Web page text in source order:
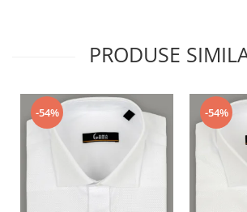
PRODUSE
-54% -54%